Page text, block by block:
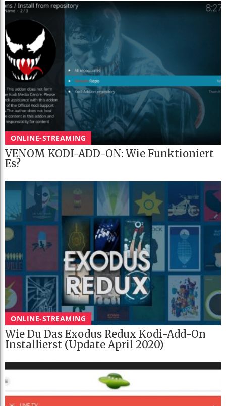
ONLINE-STREAMING
VENOM KODI-ADD-ON: Wie Funktioniert
Es?
ONLINE-STREAMING
Wie Du Das Exodus Redux Kodi-Add-On
Installierst (Update April 2020)